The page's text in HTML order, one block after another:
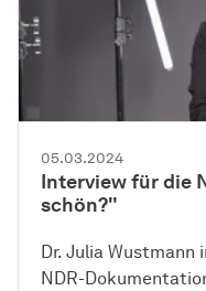
05.03.2024
Interview für die
schön?"
Dr. Julia
NDR-